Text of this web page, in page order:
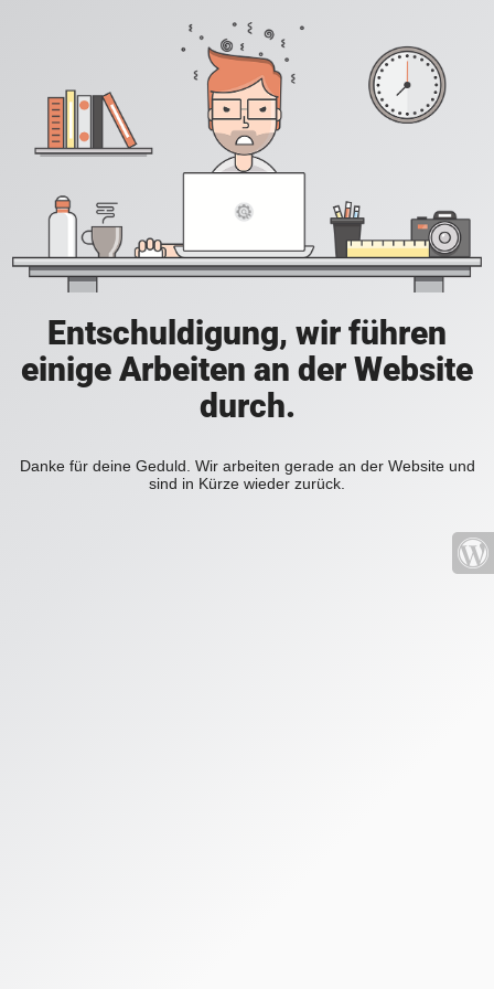
Entschuldigung, wir führen
einige Arbeiten an der Website
durch.
Danke für deine Geduld. Wir arbeiten gerade an der Website und
sind in Kürze wieder zurück.